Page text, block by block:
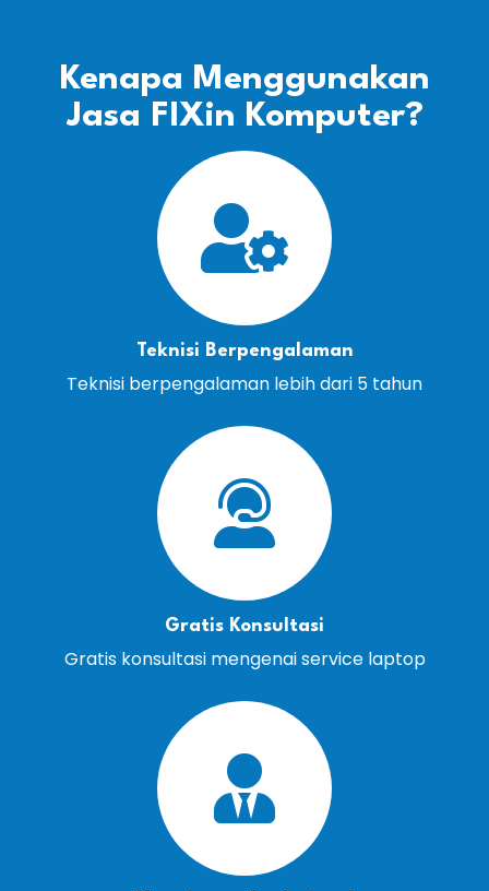
Kenapa Menggunakan
Jasa FIXin Komputer?
Teknisi Berpengalaman
Teknisi berpengalaman lebih dari 5 tahun
Gratis Konsultasi
Gratis konsultasi mengenai service laptop